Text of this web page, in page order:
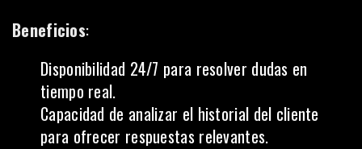
Beneficios:
Disponibilidad 24/7 para resolver dudas en
tiempo real.
Capacidad de analizar el historial del cliente
para ofrecer respuestas relevantes.